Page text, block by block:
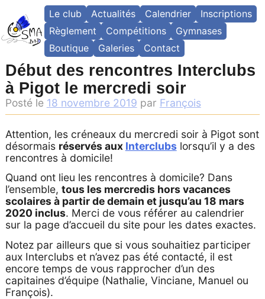
content
Le club Actualités Calendrier
Inscriptions
Règlement
Compétitions
Gymnases
Boutique
Galeries Contact
Début des rencontres Interclubs
à Pigot le mercredi soir
Posté le 18 novembre 2019 par François
Attention, les créneaux du mercredi soir à Pigot sont
désormais réservés aux Interclubs lorsqu’il y a des
rencontres à domicile!
Quand ont lieu les rencontres à domicile? Dans
l’ensemble, tous les mercredis hors vacances
scolaires à partir de demain et jusqu’au 18 mars
2020 inclus. Merci de vous référer au calendrier
sur la page d’accueil du site pour les dates exactes.
Notez par ailleurs que si vous souhaitiez participer
aux Interclubs et n’avez pas été contacté, il est
encore temps de vous rapprocher d’un des
capitaines d’équipe (Nathalie, Vinciane, Manuel ou
François).